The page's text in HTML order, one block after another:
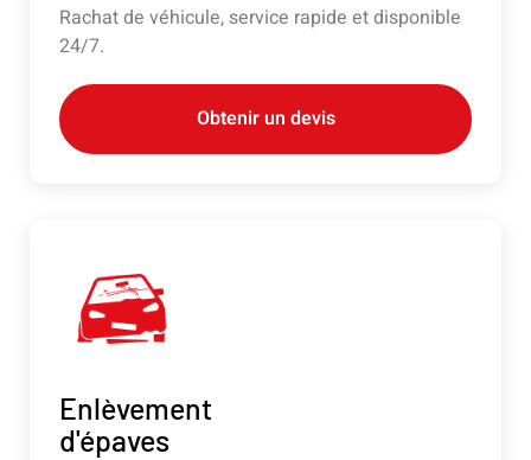
Rachat de véhicule, service rapide et disponible
24/7.
Obtenir un devis
Enlèvement
d'épaves